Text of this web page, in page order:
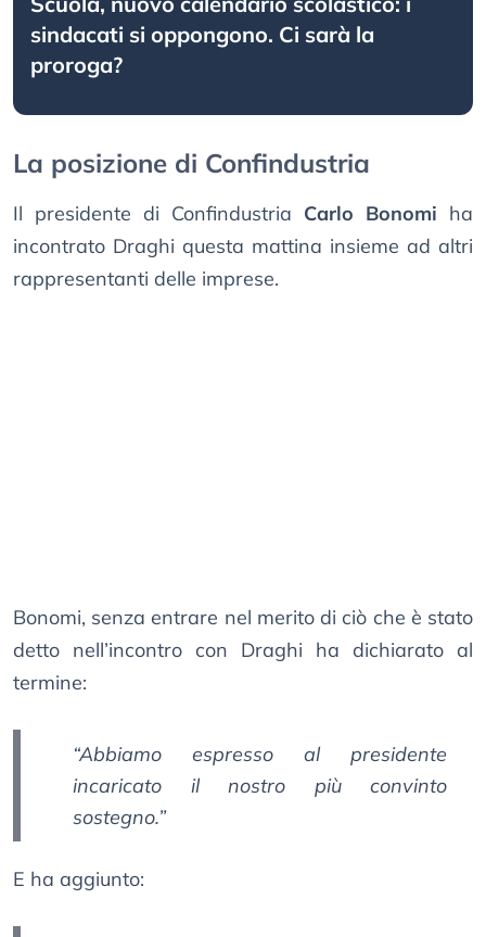
sindacati si oppongono. Ci sarà la
proroga?
La posizione di Confindustria
Il presidente di Confindustria Carlo Bonomi ha
incontrato Draghi questa mattina insieme ad altri
rappresentanti delle imprese.
Bonomi, senza entrare nel merito di ciò che è stato
detto nell’incontro con Draghi ha dichiarato al
termine:
“Abbiamo espresso al presidente
incaricato il nostro più convinto
sostegno.”
E ha aggiunto: